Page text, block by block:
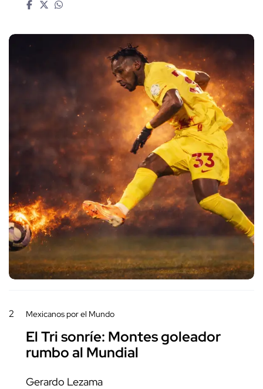
2 Mexicanos por el Mundo
El Tri sonríe: Montes goleador
rumbo al Mundial
Gerardo Lezama